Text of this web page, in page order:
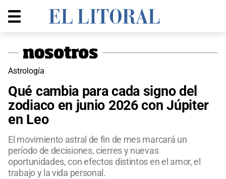
Astrología
Qué cambia para cada signo del
zodiaco en junio 2026 con Júpiter
en Leo
El movimiento astral de fin de mes marcará un
período de decisiones, cierres y nuevas
oportunidades, con efectos distintos en el amor, el
trabajo y la vida personal.